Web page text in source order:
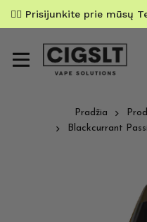
✌🏼 Prisijunkite prie mūsų
Pradžia
Blackcurrant